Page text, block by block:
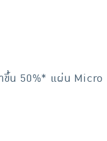
น 50%* แผ่น